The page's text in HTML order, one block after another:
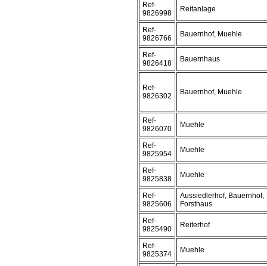
Ref-
9826998
Reitanlage
Ref-
9826766
Bauernhof, Muehle
Ref-
9826418
Bauernhaus
Ref-
9826302
Bauernhof, Muehle
Ref-
9826070
Muehle
Ref-
9825954
Muehle
Ref-
9825838
Muehle
Ref-
9825606
Aussiedlerhof, Bauernhof,
Forsthaus
Ref-
9825490
Reiterhof
Ref-
9825374
Muehle